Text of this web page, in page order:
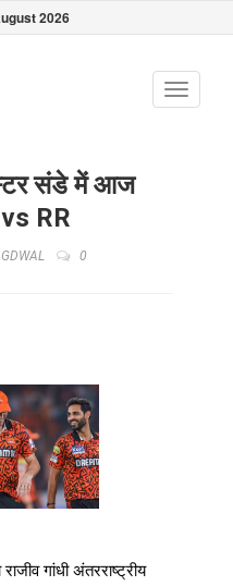
2026
Toggle
संडे में आज
RR
0
गांधी अंतरराष्ट्रीय